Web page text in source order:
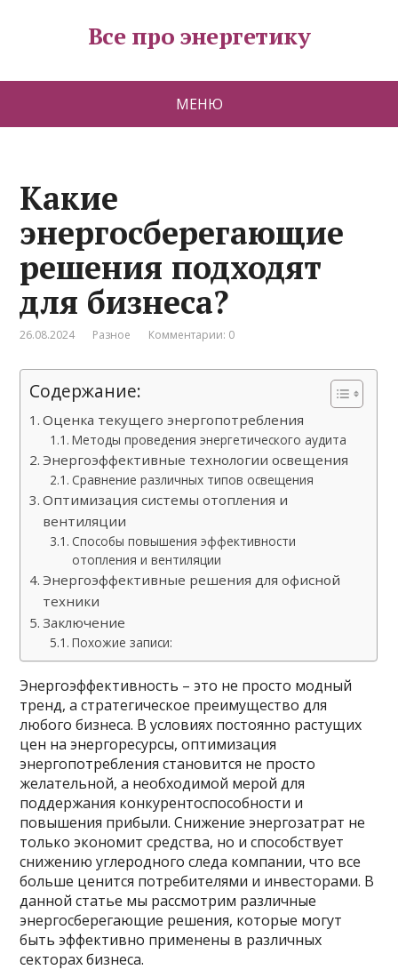
Все про энергетику
МЕНЮ
Какие
энергосберегающие
решения подходят
для бизнеса?
26.08.2024 Разное Комментарии: 0
Содержание:
Оценка текущего энергопотребления
Методы проведения энергетического аудита
Энергоэффективные технологии освещения
Сравнение различных типов освещения
Оптимизация системы отопления и
вентиляции
Способы повышения эффективности
отопления и вентиляции
Энергоэффективные решения для офисной
техники
Заключение
Похожие записи:
Энергоэффективность – это не просто модный
тренд, а стратегическое преимущество для
любого бизнеса. В условиях постоянно растущих
цен на энергоресурсы, оптимизация
энергопотребления становится не просто
желательной, а необходимой мерой для
поддержания конкурентоспособности и
повышения прибыли. Снижение энергозатрат не
только экономит средства, но и способствует
снижению углеродного следа компании, что все
больше ценится потребителями и инвесторами. В
данной статье мы рассмотрим различные
энергосберегающие решения, которые могут
быть эффективно применены в различных
секторах бизнеса.